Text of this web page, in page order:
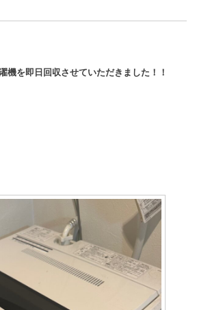
機を即日回収させていただきました！！